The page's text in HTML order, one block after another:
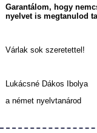
Garantálom, hogy
nyelvet is megtanulod
Várlak sok szeretettel!
Lukácsné Dákos Ibolya
a német nyelvtanárod